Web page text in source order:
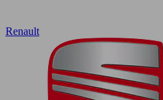
Renault